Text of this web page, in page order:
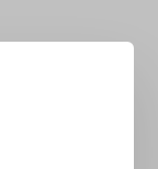
box: